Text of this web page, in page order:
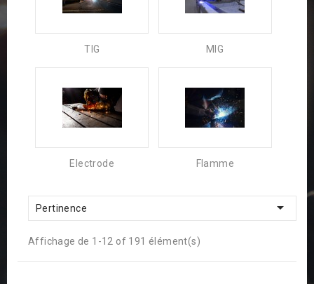
TIG MIG
Electrode Flamme
Pertinence 
Affichage de 1-12 of 191 élément(s)